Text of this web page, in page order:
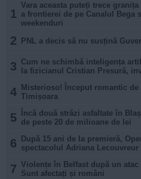
1
Vara aceasta puteți trece
a frontierei de pe Canalul Bega
weekenduri
2 PNL a decis să nu susțină
3 Cum ne schimbă inteligența
la fizicianul Cristian Presură,
4
Misterioso! Început romantic
Timișoara
5
Încă două străzi asfaltate în
de peste 20 de milioane de lei
6
După 15 ani de la premieră,
spectacolul Adriana Lecouvreur
7 Violențe în Belfast după un
Sunt afectați și români